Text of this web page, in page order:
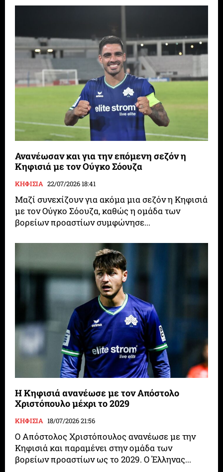
Ανανέωσαν και για την επόμενη σεζόν η
Κηφισιά με τον Ούγκο Σόουζα
ΚΗΦΙΣΙΑ 22/07/2026 18:41
Μαζί συνεχίζουν για ακόμα μια σεζόν η Κηφισιά
με τον Ούγκο Σόουζα, καθώς η ομάδα των
βορείων προαστίων συμφώνησε...
Η Κηφισιά ανανέωσε με τον Απόστολο
Χριστόπουλο μέχρι το 2029
ΚΗΦΙΣΙΑ 18/07/2026 21:56
Ο Απόστολος Χριστόπουλος ανανέωσε με την
Κηφισιά και παραμένει στην ομάδα των
βορείων προαστίων ως το 2029. Ο Έλληνας...